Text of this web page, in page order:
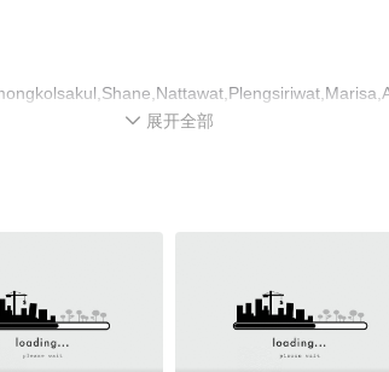
，手机免费观看高清无删减完整版电视剧全集就
 展开全部